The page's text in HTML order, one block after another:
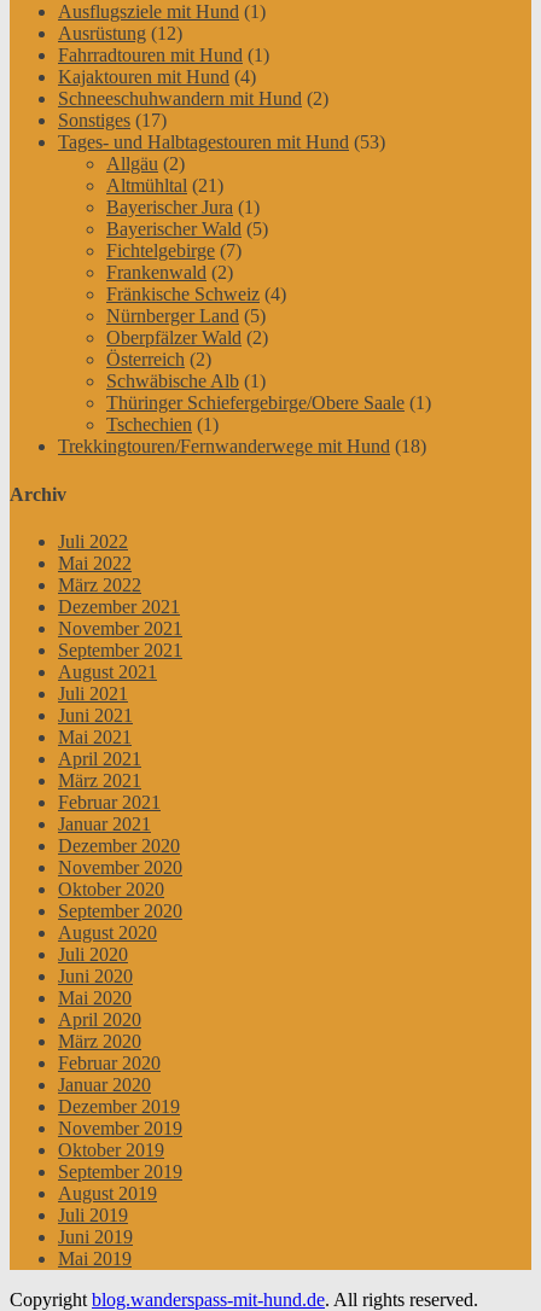
Ausflugsziele mit Hund (1)
Ausrüstung (12)
Fahrradtouren mit Hund (1)
Kajaktouren mit Hund (4)
Schneeschuhwandern mit Hund (2)
Sonstiges (17)
Tages- und Halbtagestouren mit Hund (53)
Allgäu (2)
Altmühltal (21)
Bayerischer Jura (1)
Bayerischer Wald (5)
Fichtelgebirge (7)
Frankenwald (2)
Fränkische Schweiz (4)
Nürnberger Land (5)
Oberpfälzer Wald (2)
Österreich (2)
Schwäbische Alb (1)
Thüringer Schiefergebirge/Obere Saale (1)
Tschechien (1)
Trekkingtouren/Fernwanderwege mit Hund (18)
Archiv
Juli 2022
Mai 2022
März 2022
Dezember 2021
November 2021
September 2021
August 2021
Juli 2021
Juni 2021
Mai 2021
April 2021
März 2021
Februar 2021
Januar 2021
Dezember 2020
November 2020
Oktober 2020
September 2020
August 2020
Juli 2020
Juni 2020
Mai 2020
April 2020
März 2020
Februar 2020
Januar 2020
Dezember 2019
November 2019
Oktober 2019
September 2019
August 2019
Juli 2019
Juni 2019
Mai 2019
Copyright blog.wanderspass-mit-hund.de. All rights reserved.